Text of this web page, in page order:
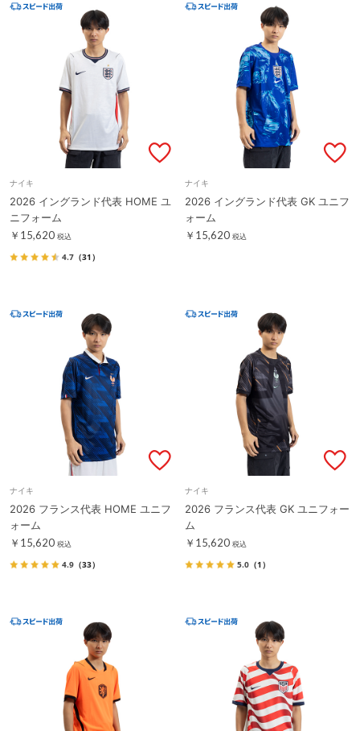
ナイキ
2026 イングランド代表 HOME ユ
ニフォーム
￥15,620 税込
4.7 （31）
ナイキ
2026 イングランド代表 GK ユニフ
ォーム
￥15,620 税込
ナイキ
2026 フランス代表 HOME ユニフ
ォーム
￥15,620 税込
4.9 （33）
ナイキ
2026 フランス代表 GK ユニフォー
ム
￥15,620 税込
5.0 （1）